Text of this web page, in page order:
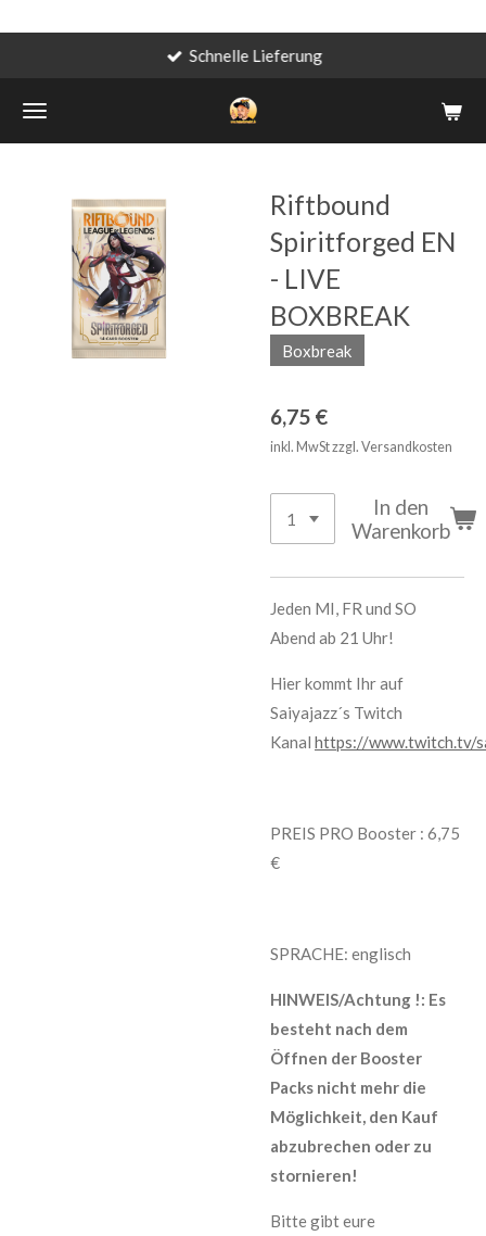
springen
Schnelle Lieferung
Riftbound
Spiritforged EN
- LIVE
BOXBREAK
Boxbreak
6,75 €
inkl. MwSt zzgl. Versandkosten
In den
Warenkorb
Jeden MI, FR und SO
Abend ab 21 Uhr!
Hier kommt Ihr auf
Saiyajazz´s Twitch
Kanal https://www.twitch.tv/
PREIS PRO Booster : 6,75
€
SPRACHE: englisch
HINWEIS/Achtung !: Es
besteht nach dem
Öffnen der Booster
Packs nicht mehr die
Möglichkeit, den Kauf
abzubrechen oder zu
stornieren!
Bitte gibt eure